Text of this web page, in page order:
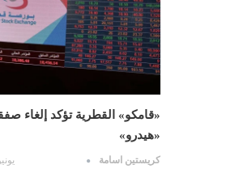
«قامكو» القطرية تؤكد إلغاء
«هيدرو»
كريستين اسامة يونيو